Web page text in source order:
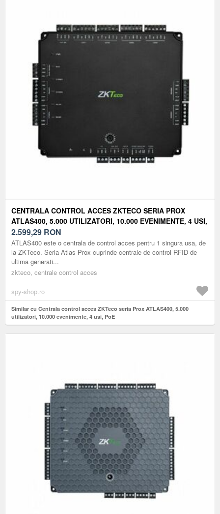
CENTRALA CONTROL ACCES ZKTECO SERIA PROX
ATLAS400, 5.000 UTILIZATORI, 10.000 EVENIMENTE, 4 USI,
POE
2.599,29 RON
ATLAS400 este o centrala de control acces pentru 1 singura usa, de
la ZKTeco. Seria Atlas Prox cuprinde centrale de control RFID de
ultima generati...
zkteco, centrale control acces
spy-shop.ro
Similar cu Centrala control acces ZKTeco seria Prox ATLAS400, 5.000
utilizatori, 10.000 evenimente, 4 usi, PoE